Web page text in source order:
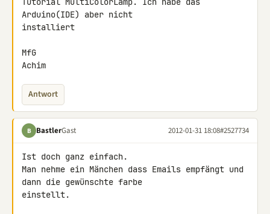
Arduino(IDE) aber nicht
installiert
MfG
Achim
Antwort
B BastlerGast 2012-01-31 18:08#2527734
Ist doch ganz einfach.
Man nehme ein Mänchen dass Emails empfängt und
dann die gewünschte farbe
einstellt.